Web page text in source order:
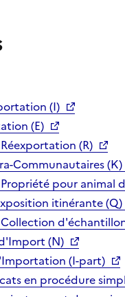
(I)
(E)
(R)
Communautaires (K)
pour animal
itinérante (Q)
(N)
(I-part)
en procédure